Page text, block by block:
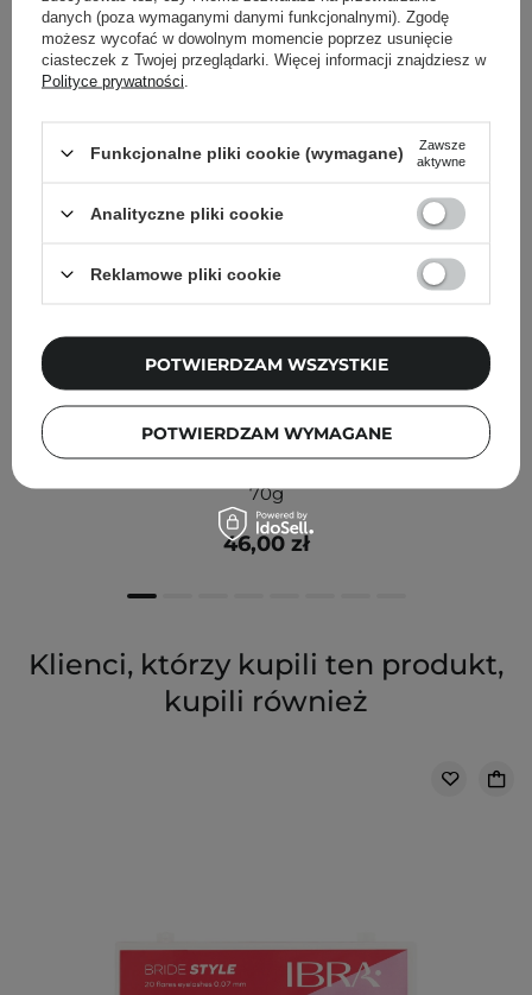
Inni klienci sprawdzali również
70g
46,00 zł
Klienci, którzy kupili ten produkt,
kupili również
danych (poza wymaganymi danymi funkcjonalnymi). Zgodę
możesz wycofać w dowolnym momencie poprzez usunięcie
ciasteczek z Twojej przeglądarki. Więcej informacji znajdziesz w
Polityce prywatności
Funkcjonalne pliki cookie (wymagane)
Zawsze
aktywne
Analityczne pliki cookie
Reklamowe pliki cookie
POTWIERDZAM WYMAGANE
POTWIERDZAM WSZYSTKIE